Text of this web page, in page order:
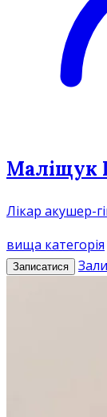
Маліщук
Лікар акушер-
вища категорія
Записатися